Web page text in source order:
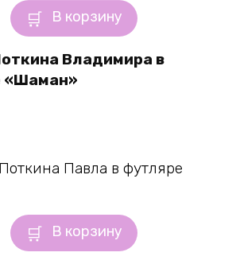
В корзину
Владимира в
«Шаман»
В корзину